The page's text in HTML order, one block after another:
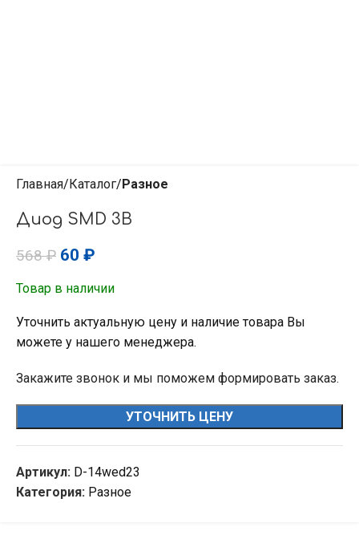
Главная Каталог Разное
Диод SMD 3В
568₽ 60 ₽
Товар в наличии
Уточнить актуальную цену и наличие товара Вы
можете у нашего менеджера.
Закажите звонок и мы поможем формировать заказ.
УТОЧНИТЬ ЦЕНУ
Артикул: D-14wed23
Категория: Разное